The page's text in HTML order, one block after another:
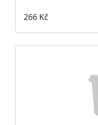
266 Kč